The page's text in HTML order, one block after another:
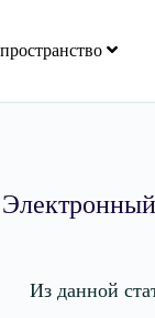
Из данной